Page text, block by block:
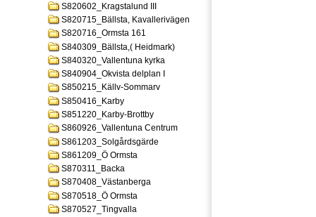
S820602_Kragstalund III
S820715_Bällsta, Kavallerivägen
S820716_Ormsta 161
S840309_Bällsta,( Heidmark)
S840320_Vallentuna kyrka
S840904_Okvista delplan I
S850215_Källv-Sommarv
S850416_Karby
S851220_Karby-Brottby
S860926_Vallentuna Centrum
S861203_Solgårdsgärde
S861209_Ö Ormsta
S870311_Backa
S870408_Västanberga
S870518_Ö Ormsta
S870527_Tingvalla